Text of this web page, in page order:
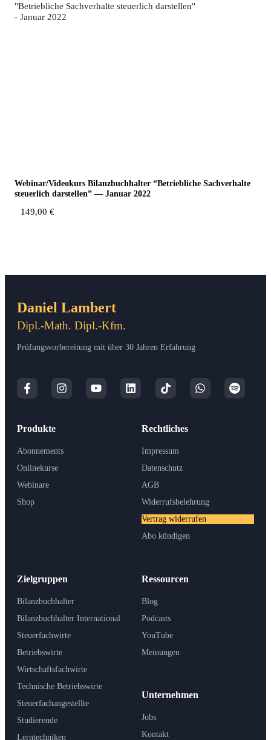
Webinar/Videokurs Bilanz­buch­hal­ter “Betrieb­li­che Sach­ver­hal­te
steu­er­lich dar­stel­len” — Janu­ar 2022
149,00 €
Daniel Lambert
Dipl.-Math. Dipl.-Kfm.
Prüfungsvorbereitung mit über 30 Jahren Erfahrung
Produkte
Abonnements
Onlinekurse
Webinare
Shop
Zielgruppen
Bilanzbuchhalter
Bilanzbuchhalter International
Steuerfachwirte
Betriebswirte
Wirtschaftsfachwirte
Technische Betriebswirte
Steuerfachangestellte
Studierende
Lerntechniken
Ressourcen
Blog
Podcasts
YouTube
Meinungen
Unternehmen
Jobs
Kontakt
Rechtliches
Impressum
Datenschutz
AGB
Widerrufsbelehrung
Vertrag widerrufen
Abo kündigen